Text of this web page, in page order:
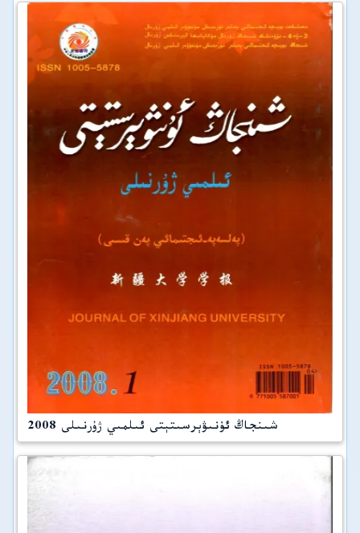
شىنجاڭ ئۇنىۋېرسىتېتى ئىلمىي ژۇرنىلى 2008